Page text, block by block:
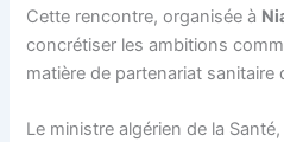
Cette rencontre, organisée à
concrétiser les ambitions
matière de partenariat sanitaire
Le ministre algérien de la Santé,